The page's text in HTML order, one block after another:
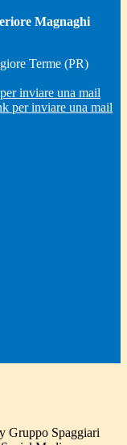
Magnaghi
Terme (PR)
inviare una mail
per inviare una mail
Gruppo Spaggiari